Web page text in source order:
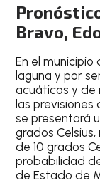
Bravo,
En elmunicipio
laguna y por
acuáticos y
las
se presentará
grados Celsius,
de 10 grados
probabilidad
de Estado de